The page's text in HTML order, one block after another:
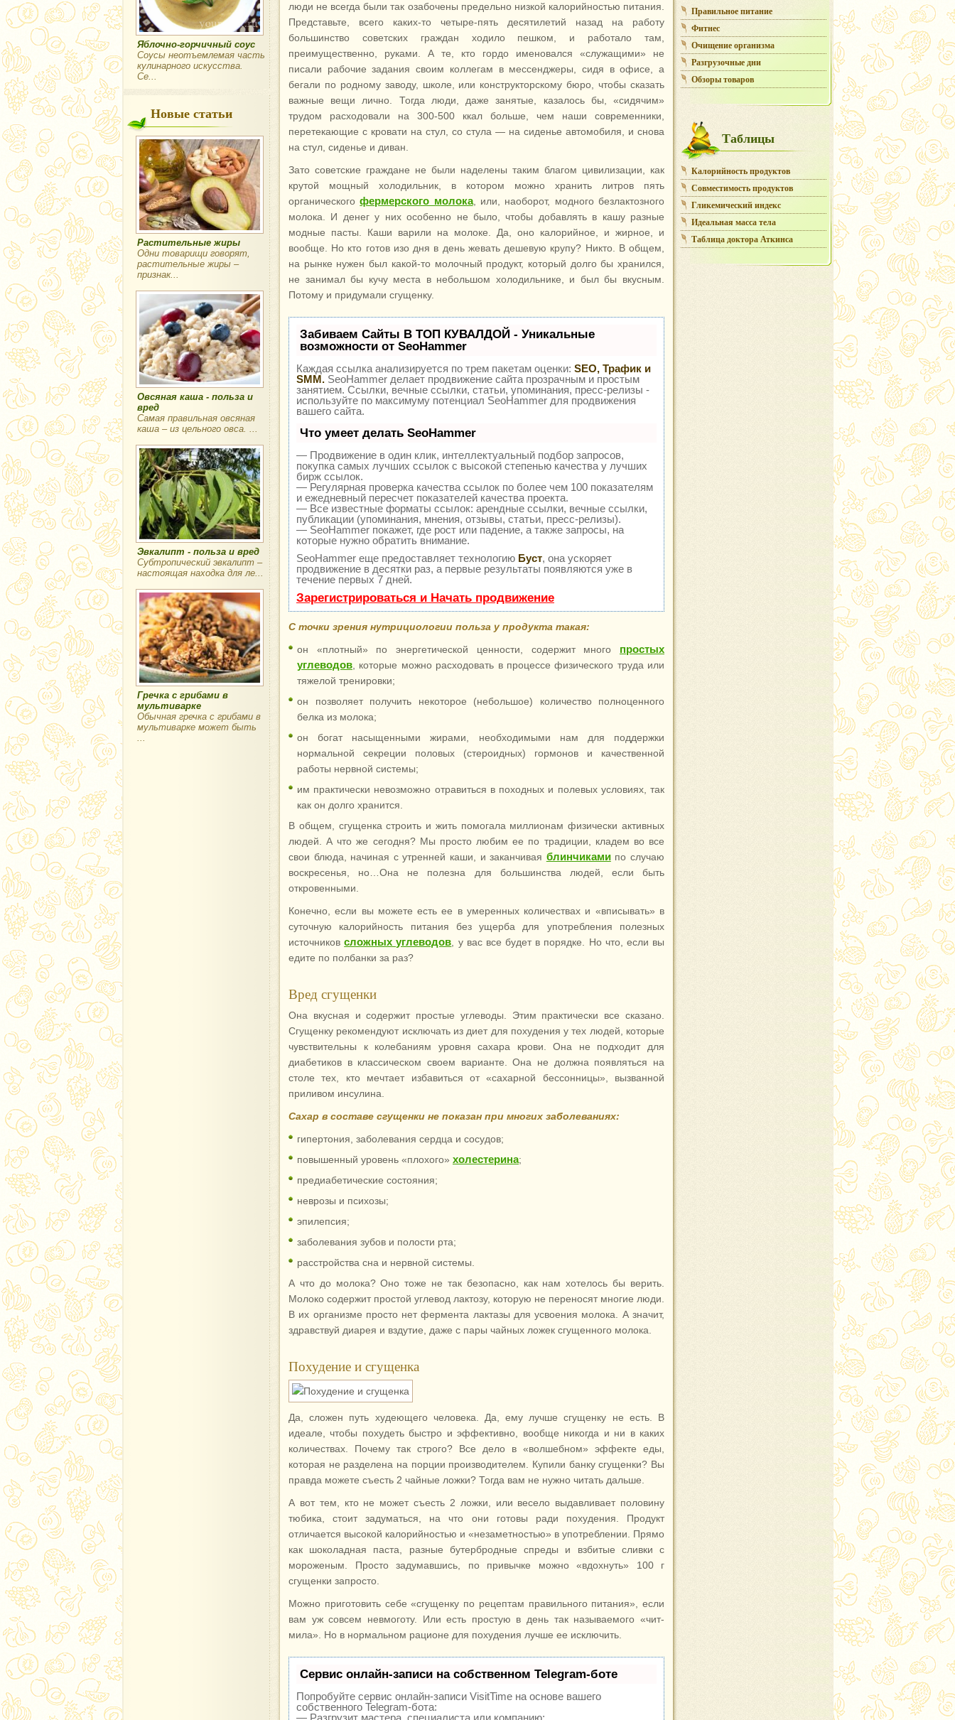
Яблочно-горчичный соус
Соусы неотъемлемая часть
кулинарного искусства.
Се...
Новые статьи
Растительные жиры
Одни товарищи говорят,
растительные жиры –
признак...
Овсяная каша - польза и
вред
Самая правильная овсяная
каша – из цельного овса. ...
Эвкалипт - польза и вред
Субтропический эвкалипт –
настоящая находка для ле...
Гречка с грибами в
мультиварке
Обычная гречка с грибами в
мультиварке может быть
...
люди не всегда были так озабочены предельно низкой калорийностью питания.
Представьте, всего каких-то четыре-пять десятилетий назад на работу
большинство советских граждан ходило пешком, и работало там,
преимущественно, руками. А те, кто гордо именовался «служащими» не
писали рабочие задания своим коллегам в мессенджеры, сидя в офисе, а
бегали по родному заводу, школе, или конструкторскому бюро, чтобы сказать
важные вещи лично. Тогда люди, даже занятые, казалось бы, «сидячим»
трудом расходовали на 300-500 ккал больше, чем наши современники,
перетекающие с кровати на стул, со стула — на сиденье автомобиля, и снова
на стул, сиденье и диван.
Зато советские граждане не были наделены таким благом цивилизации, как
крутой мощный холодильник, в котором можно хранить литров пять
органическогофермерского молока, или, наоборот, модного безлактозного
молока. И денег у них особенно не было, чтобы добавлять в кашу разные
модные пасты. Каши варили на молоке. Да, оно калорийное, и жирное, и
вообще. Но кто готов изо дня в день жевать дешевую крупу? Никто. В общем,
на рынке нужен был какой-то молочный продукт, который долго бы хранился,
не занимал бы кучу места в небольшом холодильнике, и был бы вкусным.
Потому и придумали сгущенку.
Забиваем Сайты В ТОП КУВАЛДОЙ - Уникальные
возможности от SeoHammer
Каждая ссылка анализируется по трем пакетам оценки: SEO, Трафик и
SMM. SeoHammer делает продвижение сайта прозрачным и простым
занятием. Ссылки, вечные ссылки, статьи, упоминания, пресс-релизы -
используйте по максимуму потенциал SeoHammer для продвижения
вашего сайта.
Что умеет делать SeoHammer
— Продвижение в один клик, интеллектуальный подбор запросов,
покупка самых лучших ссылок с высокой степенью качества у лучших
бирж ссылок.
— Регулярная проверка качества ссылок по более чем 100 показателям
и ежедневный пересчет показателей качества проекта.
— Все известные форматы ссылок: арендные ссылки, вечные ссылки,
публикации (упоминания, мнения, отзывы, статьи, пресс-релизы).
— SeoHammer покажет, где рост или падение, а также запросы, на
которые нужно обратить внимание.
SeoHammer еще предоставляет технологию Буст, она ускоряет
продвижение в десятки раз, а первые результаты появляются уже в
течение первых 7 дней.
Зарегистрироваться и Начать продвижение
С точки зрения нутрициологии польза у продукта такая:
он «плотный» по энергетической ценности, содержит много простых
углеводов, которые можно расходовать в процессе физического труда или
тяжелой тренировки;
он позволяет получить некоторое (небольшое) количество полноценного
белка из молока;
он богат насыщенными жирами, необходимыми нам для поддержки
нормальной секреции половых (стероидных) гормонов и качественной
работы нервной системы;
им практически невозможно отравиться в походных и полевых условиях, так
как он долго хранится.
В общем, сгущенка строить и жить помогала миллионам физически активных
людей. А что же сегодня? Мы просто любим ее по традиции, кладем во все
свои блюда, начиная с утренней каши, и заканчивая блинчикамипо случаю
воскресенья, но…Она не полезна для большинства людей, если быть
откровенными.
Конечно, если вы можете есть ее в умеренных количествах и «вписывать» в
суточную калорийность питания без ущерба для употребления полезных
источниковсложных углеводов, у вас все будет в порядке. Но что, если вы
едите по полбанки за раз?
Вред сгущенки
Она вкусная и содержит простые углеводы. Этим практически все сказано.
Сгущенку рекомендуют исключать из диет для похудения у тех людей, которые
чувствительны к колебаниям уровня сахара крови. Она не подходит для
диабетиков в классическом своем варианте. Она не должна появляться на
столе тех, кто мечтает избавиться от «сахарной бессонницы», вызванной
приливом инсулина.
Сахар в составе сгущенки не показан при многих заболеваниях:
гипертония, заболевания сердца и сосудов;
повышенный уровень «плохого» холестерина;
предиабетические состояния;
неврозы и психозы;
эпилепсия;
заболевания зубов и полости рта;
расстройства сна и нервной системы.
А что до молока? Оно тоже не так безопасно, как нам хотелось бы верить.
Молоко содержит простой углевод лактозу, которую не переносят многие люди.
В их организме просто нет фермента лактазы для усвоения молока. А значит,
здравствуй диарея и вздутие, даже с пары чайных ложек сгущенного молока.
Похудение и сгущенка
Да, сложен путь худеющего человека. Да, ему лучше сгущенку не есть. В
идеале, чтобы похудеть быстро и эффективно, вообще никогда и ни в каких
количествах. Почему так строго? Все дело в «волшебном» эффекте еды,
которая не разделена на порции производителем. Купили банку сгущенки? Вы
правда можете съесть 2 чайные ложки? Тогда вам не нужно читать дальше.
А вот тем, кто не может съесть 2 ложки, или весело выдавливает половину
тюбика, стоит задуматься, на что они готовы ради похудения. Продукт
отличается высокой калорийностью и «незаметностью» в употреблении. Прямо
как шоколадная паста, разные бутербродные спреды и взбитые сливки с
мороженым. Просто задумавшись, по привычке можно «вдохнуть» 100 г
сгущенки запросто.
Можно приготовить себе «сгущенку по рецептам правильного питания», если
вам уж совсем невмоготу. Или есть простую в день так называемого «чит-
мила». Но в нормальном рационе для похудения лучше ее исключить.
Сервис онлайн-записи на собственном Telegram-боте
Попробуйте сервис онлайн-записи VisitTime на основе вашего
собственного Telegram-бота:
Правильное питание
Фитнес
Очищение организма
Разгрузочные дни
Обзоры товаров
Таблицы
Калорийность продуктов
Совместимость продуктов
Гликемический индекс
Идеальная масса тела
Таблица доктора Аткинса